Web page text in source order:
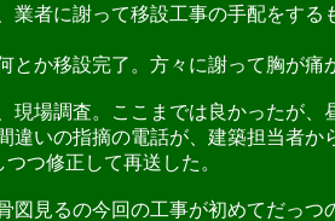
者に謝って移設工事の手配をする
か移設完了。方々に謝って胸が痛
場調査。ここまでは良かったが、
いの指摘の電話が、建築担当者
つ修正して再送した。
見るの今回の工事が初めてだっ